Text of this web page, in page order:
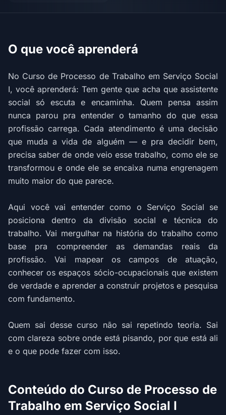
O que você aprenderá
No Curso de Processo de Trabalho em Serviço Social
I, você aprenderá: Tem gente que acha que assistente
social só escuta e encaminha. Quem pensa assim
nunca parou pra entender o tamanho do que essa
profissão carrega. Cada atendimento é uma decisão
que muda a vida de alguém — e pra decidir bem,
precisa saber de onde veio esse trabalho, como ele se
transformou e onde ele se encaixa numa engrenagem
muito maior do que parece.
Aqui você vai entender como o Serviço Social se
posiciona dentro da divisão social e técnica do
trabalho. Vai mergulhar na história do trabalho como
base pra compreender as demandas reais da
profissão. Vai mapear os campos de atuação,
conhecer os espaços sócio-ocupacionais que existem
de verdade e aprender a construir projetos e pesquisa
com fundamento.
Quem sai desse curso não sai repetindo teoria. Sai
com clareza sobre onde está pisando, por que está ali
e o que pode fazer com isso.
Conteúdo do Curso de Processo de
Trabalho em Serviço Social I